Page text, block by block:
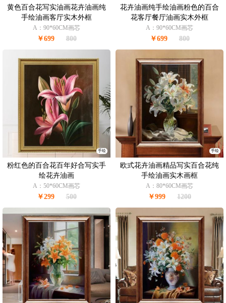
黄色百合花写实油画花卉油画纯
手绘油画客厅实木外框
A：90*60CM画芯
￥699 800
花卉油画纯手绘油画粉色的百合
花客厅餐厅油画实木外框
A：90*60CM画芯
￥699 800
手绘
粉红色的百合花百年好合写实手
绘花卉油画
A：50*60CM画芯
￥299 500
手绘
欧式花卉油画精品写实百合花纯
手绘油画实木画框
A：80*60CM画芯
￥999 1200